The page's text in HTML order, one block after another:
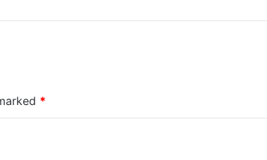
*